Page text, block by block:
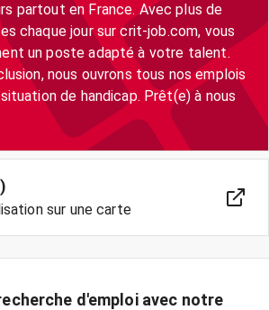
partout en France. Avec plus de
chaque jour sur crit-job.com, vous
un poste adapté à votre talent.
nous ouvrons tous nos emplois
de handicap. Prêt(e) à nous
sur une carte
d'emploi avec notre